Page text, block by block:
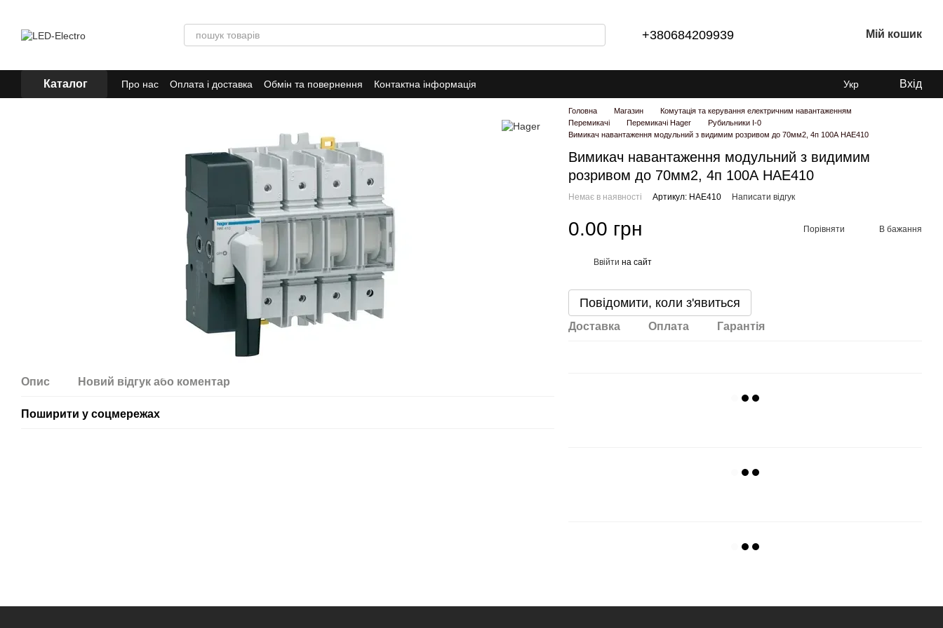
+380684209939 Мій кошик
Каталог Про нас Оплата і доставка Обмін та повернення Контактна інформація Укр Вхід
Опис Новий відгук або коментар
Поширити у соцмережах
Головна Магазин
Комутація та керування електричним навантаженням
Перемикачі
Перемикачі Hager
Рубильники I-0
Вимикач навантаження модульний з видимим розривом до 70мм2, 4п 100А HAE410
Вимикач навантаження модульний з видимим
розривом до 70мм2, 4п 100А HAE410
Немає в наявності Артикул: HAE410 Написати відгук
0.00 грн Порівняти В бажання
Ввійти на сайт
Повідомити, коли з'явиться
Доставка Оплата Гарантія